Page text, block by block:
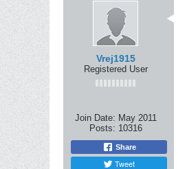
Vrej1915
Registered User
Join Date: May 2011
Posts: 10316
Share
Tweet